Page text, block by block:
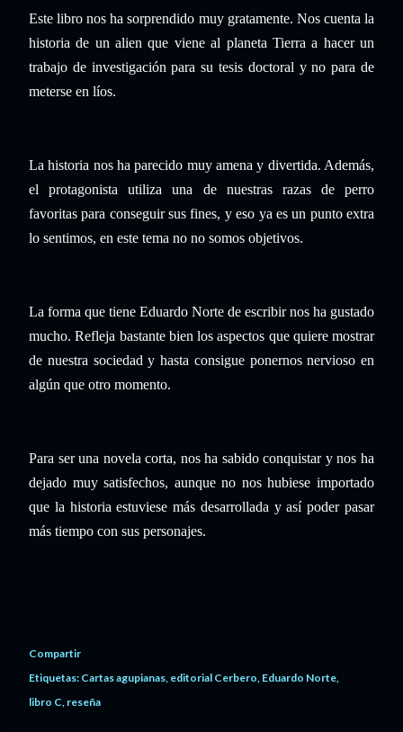
Este libro nos ha sorprendido muy gratamente. Nos cuenta la
historia de un alien que viene al planeta Tierra a hacer un
trabajo de investigación para su tesis doctoral y no para de
meterse en líos.
La historia nos ha parecido muy amena y divertida. Además,
el protagonista utiliza una de nuestras razas de perro
favoritas para conseguir sus fines, y eso ya es un punto extra
lo sentimos, en este tema no no somos objetivos.
La forma que tiene Eduardo Norte de escribir nos ha gustado
mucho. Refleja bastante bien los aspectos que quiere mostrar
de nuestra sociedad y hasta consigue ponernos nervioso en
algún que otro momento.
Para ser una novela corta, nos ha sabido conquistar y nos ha
dejado muy satisfechos, aunque no nos hubiese importado
que la historia estuviese más desarrollada y así poder pasar
más tiempo con sus personajes.
Compartir
Etiquetas: Cartas agupianas editorial Cerbero Eduardo Norte
libro C reseña